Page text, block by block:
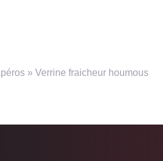
» Verrine fraicheur houmous